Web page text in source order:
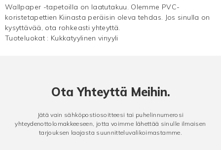
Wallpaper -tapetoilla on laatutakuu. Olemme PVC-
koristetapettien Kiinasta peräisin oleva tehdas. Jos sinulla on
kysyttävää, ota rohkeasti yhteyttä.
Tuoteluokat : Kukkatyylinen vinyyli
Ota Yhteyttä Meihin.
Jätä vain sähköpostiosoitteesi tai puhelinnumerosi
yhteydenottolomakkeeseen, jotta voimme lähettää sinulle ilmaisen
tarjouksen laajasta suunnitteluvalikoimastamme.